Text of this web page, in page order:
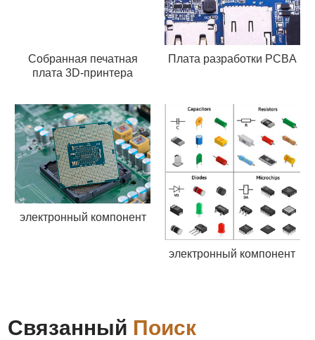
Собранная печатная
плата 3D-принтера
Плата разработки PCBA
электронный компонент
электронный компонент
Связанный Поиск